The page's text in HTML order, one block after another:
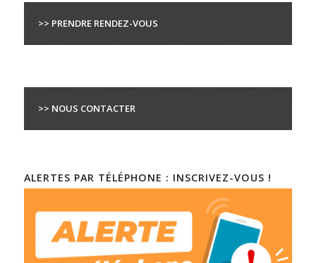
>> PRENDRE RENDEZ-VOUS
>> NOUS CONTACTER
ALERTES PAR TÉLÉPHONE : INSCRIVEZ-VOUS !